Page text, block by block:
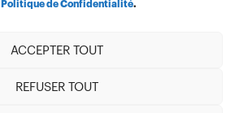
Politique de Confidentialité.
ACCEPTER TOUT
REFUSER TOUT